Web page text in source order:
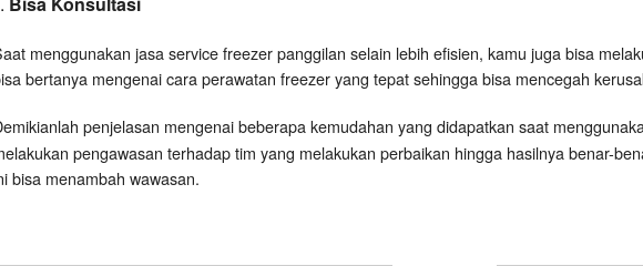
menggunakan jasa service freezer panggilan selain lebih efisien, kamu juga bisa
bertanya mengenai cara perawatan freezer yang tepat sehingga bisa mencegah
penjelasan mengenai beberapa kemudahan yang didapatkan saat
pengawasan terhadap tim yang melakukan perbaikan hingga hasilnya benar-
bisa menambah wawasan.